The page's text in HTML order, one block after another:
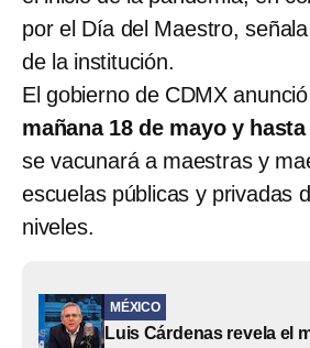
por el Día del Maestro,
de la institución.
El gobierno de CDMX
mañana 18 de mayo y
se vacunará a maestras y
escuelas públicas y privadas
niveles.
MÉXICO
Luis Cárdenas revela el